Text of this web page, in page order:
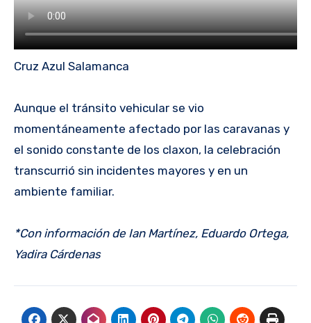
Cruz Azul Salamanca
Aunque el tránsito vehicular se vio
momentáneamente afectado por las caravanas y
el sonido constante de los claxon, la celebración
transcurrió sin incidentes mayores y en un
ambiente familiar.
*Con información de Ian Martínez, Eduardo Ortega,
Yadira Cárdenas